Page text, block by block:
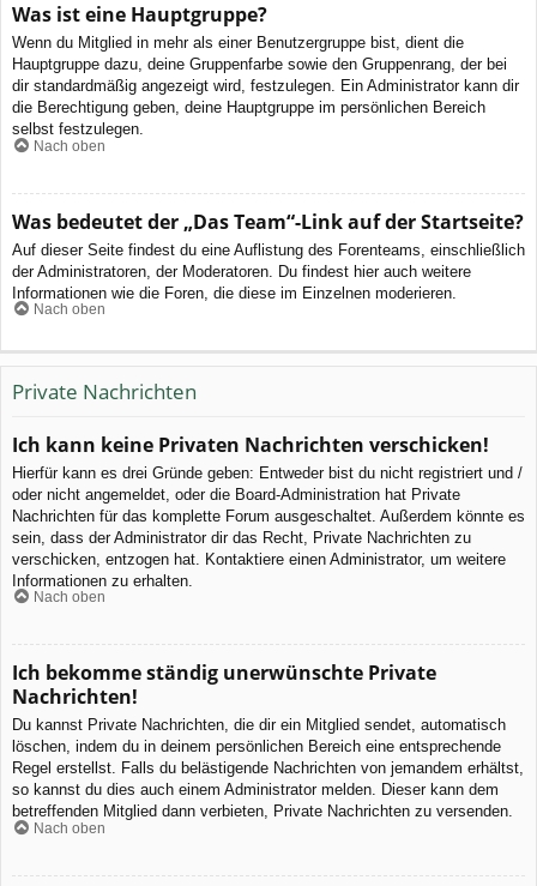
Was ist eine Hauptgruppe?
Wenn du Mitglied in mehr als einer Benutzergruppe bist, dient die
Hauptgruppe dazu, deine Gruppenfarbe sowie den Gruppenrang, der bei
dir standardmäßig angezeigt wird, festzulegen. Ein Administrator kann dir
die Berechtigung geben, deine Hauptgruppe im persönlichen Bereich
selbst festzulegen.
Nach oben
Was bedeutet der „Das Team“-Link auf der Startseite?
Auf dieser Seite findest du eine Auflistung des Forenteams, einschließlich
der Administratoren, der Moderatoren. Du findest hier auch weitere
Informationen wie die Foren, die diese im Einzelnen moderieren.
Nach oben
Private Nachrichten
Ich kann keine Privaten Nachrichten verschicken!
Hierfür kann es drei Gründe geben: Entweder bist du nicht registriert und /
oder nicht angemeldet, oder die Board-Administration hat Private
Nachrichten für das komplette Forum ausgeschaltet. Außerdem könnte es
sein, dass der Administrator dir das Recht, Private Nachrichten zu
verschicken, entzogen hat. Kontaktiere einen Administrator, um weitere
Informationen zu erhalten.
Nach oben
Ich bekomme ständig unerwünschte Private
Nachrichten!
Du kannst Private Nachrichten, die dir ein Mitglied sendet, automatisch
löschen, indem du in deinem persönlichen Bereich eine entsprechende
Regel erstellst. Falls du belästigende Nachrichten von jemandem erhältst,
so kannst du dies auch einem Administrator melden. Dieser kann dem
betreffenden Mitglied dann verbieten, Private Nachrichten zu versenden.
Nach oben